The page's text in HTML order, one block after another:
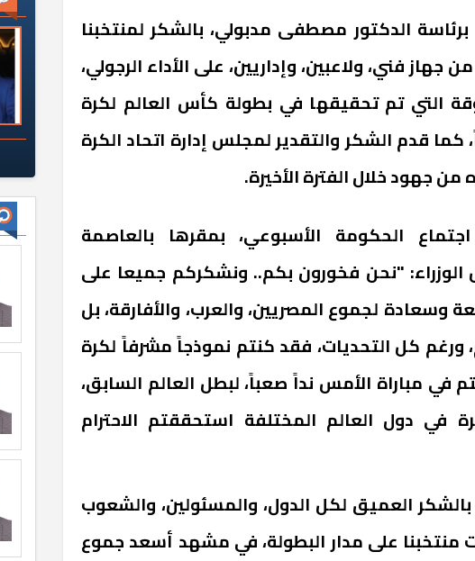
الدكتور مصطفى مدبولي، بالشكر لمنتخبنا
جهاز فني، ولاعبين، وإداريين، على الأداء الرجولي،
التي تم تحقيقها في بطولة كأس العالم لكرة
كما قدم الشكر والتقدير لمجلس إدارة اتحاد الكرة
جهود خلال الفترة الأخيرة.
الحكومة الأسبوعي، بمقرها بالعاصمة
الوزراء: "نحن فخورون بكم.. ونشكركم جميعا على
لجموع المصريين، والعرب، والأفارقة، بل
ورغم كل التحديات، فقد كنتم نموذجاً مشرفاً لكرة
في مباراة الأمس نداً صعباً، لبطل العالم السابق،
في دول العالم المختلفة استحققتم الاحترام
بالشكر العميق لكل الدول، والمسئولين، والشعوب
على مدار البطولة، في مشهد أسعد جموع